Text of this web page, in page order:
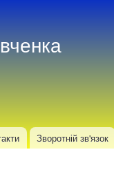
Зворотній зв'язок